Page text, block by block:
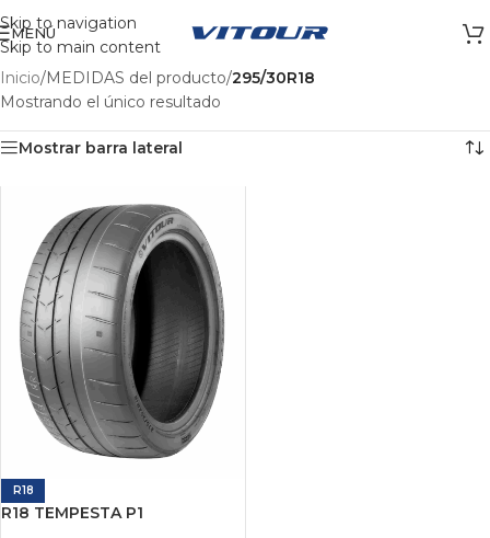
Skip to navigation
Skip to main content
MENÚ
Inicio/MEDIDAS del producto/295/30R18
Mostrando el único resultado
Mostrar barra lateral
R18
R18 TEMPESTA P1